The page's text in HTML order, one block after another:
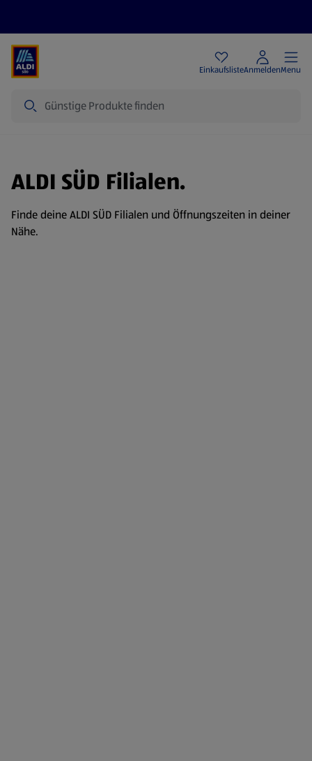
EinkaufslisteAnmeldenMenu
ALDI SÜD Filialen.
Finde deine ALDI SÜD Filialen und Öffnungszeiten in deiner
Nähe.